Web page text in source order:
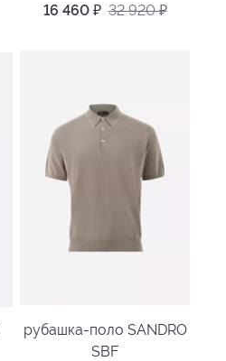
16 460 ₽ 32 920₽
рубашка-поло SANDRO
SBF